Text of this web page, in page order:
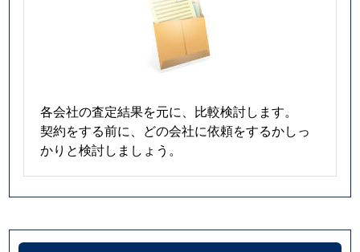
各会社の査定結果を元に、比較検討します。
契約をする前に、どの会社に依頼をするかしっ
かりと検討しましょう。